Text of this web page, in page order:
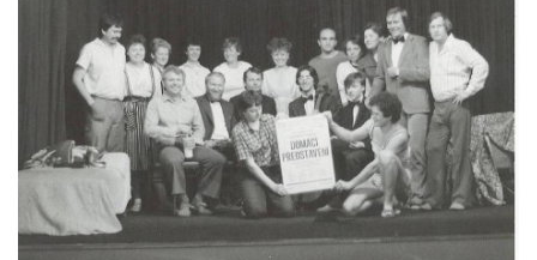
KDY, KDE A CO HRAJEME
HRY OD ROKU 1973
VIDEOZÁZNAMY Z HER